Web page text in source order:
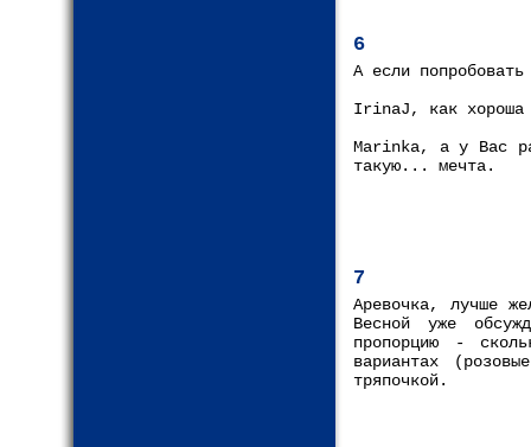
6
А если
IrinaJ, как хороша
Marinka, а у Вас
такую... мечта.
7
Аревочка, лучше
Весной уже
пропорцию -
вариантах
тряпочкой.